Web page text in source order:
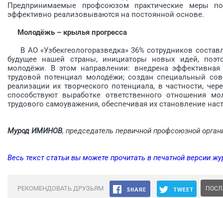
Предпринимаемые проф­союзом практические меры
эффективно реализовываются на постоянной основе.
Молодёжь – крылья прогресса
В АО «Узбекгеологоразведка» 36% сотрудников
будущее нашей страны, инициаторы новых идей,
молодёжи. В этом направлении: внедрена эффективная
трудовой потенциал молодёжи; создан специальный
реализации их творческого потенциала, в частности,
способствуют выработке ответственного отношения
трудового самоуважения, обеспечивая их становление
Мурод ИМИНОВ, председатель первичной профсоюзной
Весь текст статьи вы можете прочитать в печатной версии
РЕКОМЕНДОВАТЬ ДРУЗЬЯМ